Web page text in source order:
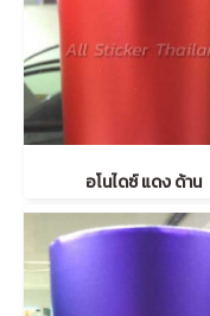
อโนไดซ์ แดง ด้าน